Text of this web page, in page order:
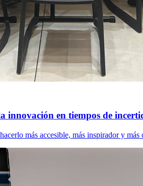
innovación en tiempos de
más accesible, más inspirador y